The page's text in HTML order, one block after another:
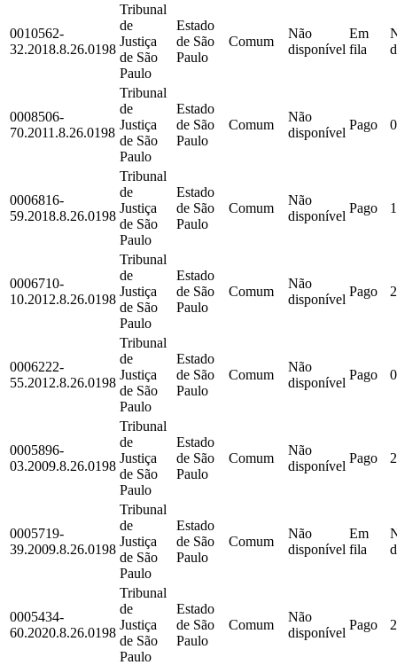
0010562-
32.2018.8.26.0198
Tribunal
de
Justiça
de São
Paulo
Estado
de São
Paulo
Comum
Não
disponível
Em
fila
0008506-
70.2011.8.26.0198
Tribunal
de
Justiça
de São
Paulo
Estado
de São
Paulo
Comum
Não
disponível
Pago
0006816-
59.2018.8.26.0198
Tribunal
de
Justiça
de São
Paulo
Estado
de São
Paulo
Comum
Não
disponível
Pago
0006710-
10.2012.8.26.0198
Tribunal
de
Justiça
de São
Paulo
Estado
de São
Paulo
Comum
Não
disponível
Pago
0006222-
55.2012.8.26.0198
Tribunal
de
Justiça
de São
Paulo
Estado
de São
Paulo
Comum
Não
disponível
Pago
0005896-
03.2009.8.26.0198
Tribunal
de
Justiça
de São
Paulo
Estado
de São
Paulo
Comum
Não
disponível
Pago
0005719-
39.2009.8.26.0198
Tribunal
de
Justiça
de São
Paulo
Estado
de São
Paulo
Comum
Não
disponível
Em
fila
0005434-
60.2020.8.26.0198
Tribunal
de
Justiça
de São
Paulo
Estado
de São
Paulo
Comum
Não
disponível
Pago